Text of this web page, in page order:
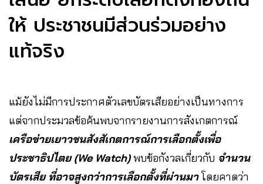
ให้ ประชาชนมีส่วนร่วมอย่าง
แท้จริง
แม้ยังไม่มีการประกาศตัวเลขบัตรเสียอย่างเป็นทางการ
แต่จากประมวลข้อค้นพบจากรายงานการสังเกตการณ์
เครือข่ายเยาวชนสังสัเกตการณ์การเลือกตั้งเพื่อ
ประชาธิปไตย (We Watch)พบข้อกังวลเกี่ยวกับ จำนวน
บัตรเสีย ที่อาจสูงกว่าการเลือกตั้งที่ผ่านมาโดยคาดว่า